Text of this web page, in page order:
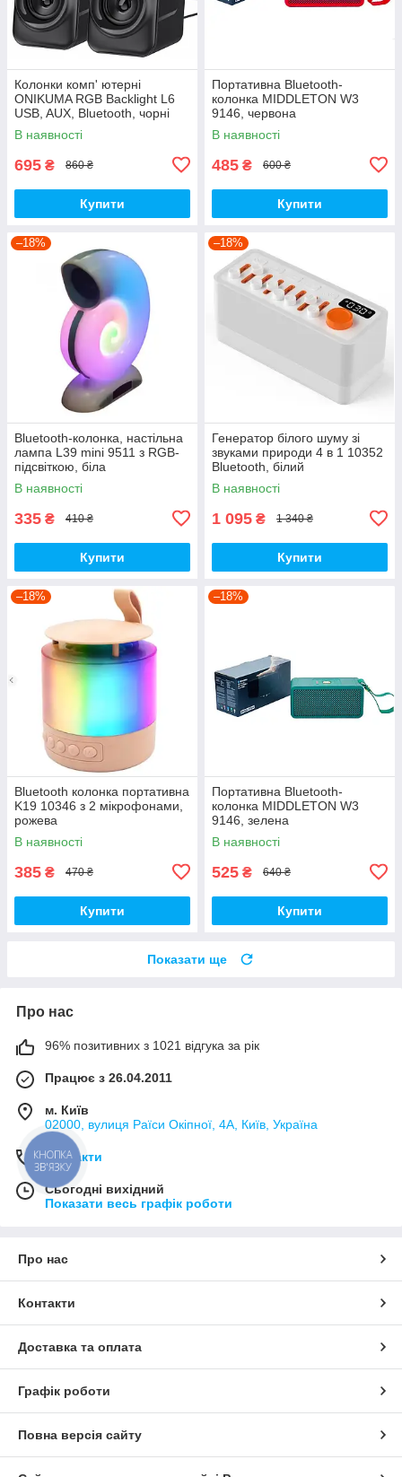
Колонки комп' ютерні
ONIKUMA RGB Backlight L6
USB, AUX, Bluetooth, чорні
В наявності
695 ₴ 860 ₴
Купити
Портативна Bluetooth-
колонка MIDDLETON W3
9146, червона
В наявності
485 ₴ 600 ₴
Купити
–18%
Bluetooth-колонка, настільна
лампа L39 mini 9511 з RGB-
підсвіткою, біла
В наявності
335 ₴ 410 ₴
Купити
–18%
Генератор білого шуму зі
звуками природи 4 в 1 10352
Bluetooth, білий
В наявності
1 095 ₴ 1 340 ₴
Купити
–18%
Bluetooth колонка портативна
K19 10346 з 2 мікрофонами,
рожева
В наявності
385 ₴ 470 ₴
Купити
–18%
Портативна Bluetooth-
колонка MIDDLETON W3
9146, зелена
В наявності
525 ₴ 640 ₴
Купити
Показати ще
Про нас
96% позитивних з 1021 відгука за рік
Працює з 26.04.2011
м. Київ
02000, вулиця Раїси Окіпної, 4А, Київ, Україна
Контакти
Сьогодні вихідний
Показати весь графік роботи
Про нас
Контакти
Доставка та оплата
Графік роботи
Повна версія сайту
КНОПКА
ЗВ'ЯЗКУ